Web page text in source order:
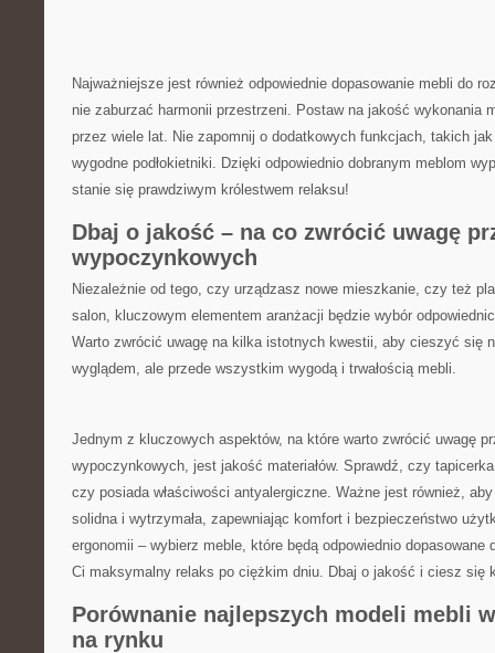
Najważniejsze⁣ jest również odpowiednie dopasowanie mebli ‍do
nie zaburzać⁢ harmonii przestrzeni. Postaw na⁢ jakość wykonania
przez wiele lat. Nie zapomnij ⁢o⁢ dodatkowych funkcjach, takich
wygodne podłokietniki. Dzięki odpowiednio dobranym meblom⁣
stanie się​ prawdziwym ⁢królestwem relaksu!
Dbaj o jakość – na co zwrócić ​uwagę
wypoczynkowych
Niezależnie od tego, czy urządzasz nowe mieszkanie, czy też
salon, kluczowym​ elementem​ aranżacji⁣ będzie‍ wybór
Warto⁣ zwrócić uwagę na kilka istotnych ⁣kwestii, aby cieszyć się
wyglądem, ale przede wszystkim wygodą i trwałością mebli.
Jednym ​z kluczowych aspektów, ‍na ⁤które ​warto⁢ zwrócić​ uwagę
wypoczynkowych, jest jakość materiałów. Sprawdź, ⁢czy
czy ‍posiada ⁣właściwości antyalergiczne. ⁢Ważne ⁣jest również,
solidna​ i wytrzymała,⁤ zapewniając komfort​ i bezpieczeństwo
⁤ergonomii – ​wybierz meble, które będą⁣ odpowiednio dopasowane⁣
Ci ⁤maksymalny⁤ relaks po ciężkim‌ dniu. Dbaj o⁢ jakość i ciesz się
Porównanie najlepszych modeli mebli
na rynku